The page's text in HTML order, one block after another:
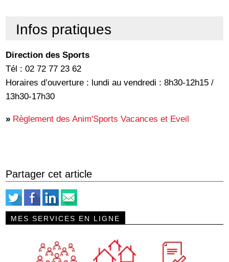
Infos pratiques
Direction des Sports
Tél : 02 72 77 23 62
Horaires d’ouverture : lundi au vendredi : 8h30-12h15 /
13h30-17h30
» Règlement des Anim'Sports Vacances et Eveil
Partager cet article
MES SERVICES EN LIGNE